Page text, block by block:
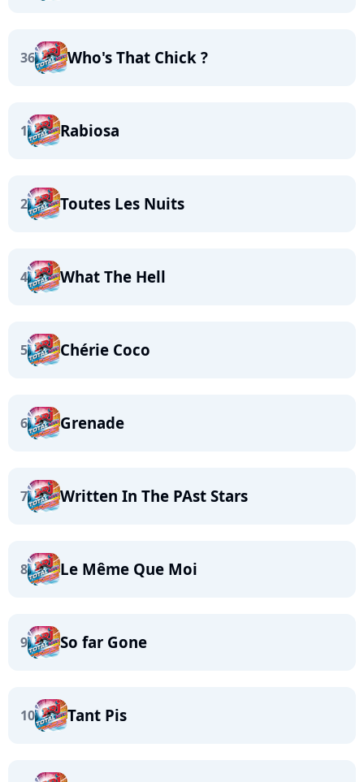
36 Who's That Chick ?
1 Rabiosa
2 Toutes Les Nuits
4 What The Hell
5 Chérie Coco
6 Grenade
7 Written In The PAst Stars
8 Le Même Que Moi
9 So far Gone
10 Tant Pis